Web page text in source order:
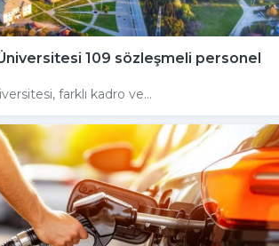
109 sözleşmeli personel
farklı kadro ve...